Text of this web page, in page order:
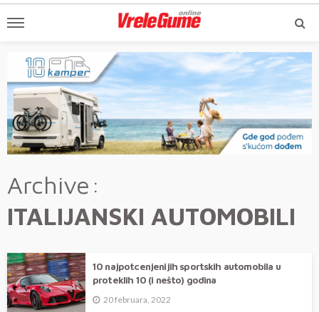
Archive
ITALIJANSKI AUTOMOBILI
10 najpotcenjenijih sportskih automobila u
proteklih 10 (i nešto) godina
20 februara, 2022